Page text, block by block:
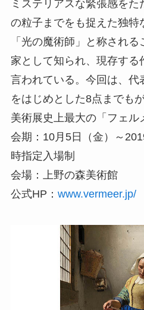
ミステリアスな緊張感を
の粒子までをも捉えた独特
「光の魔術師」と称され
家として知られ、現存する
言われている。今回は、代
をはじめとした8点までも
美術展史上最大の「フェル
会期：10月5日（金）～
時指定入場制
会場：上野の森美術館
公式HP： www.vermeer.jp/